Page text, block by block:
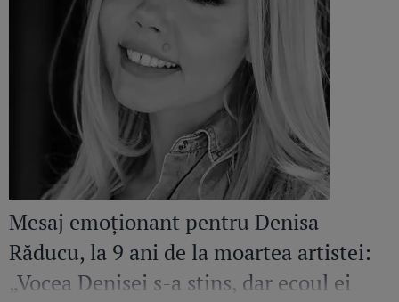
Mesaj emoționant pentru Denisa
Răducu, la 9 ani de la moartea artistei:
„Vocea Denisei s-a stins, dar ecoul ei